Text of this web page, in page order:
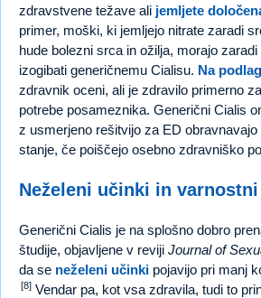
zdravstvene težave ali jemljete
primer, moški, ki jemljejo nitrate zaradi
hude bolezni srca in ožilja, morajo
izogibati generičnemu Cialisu. Na
zdravnik oceni, ali je zdravilo primerno
potrebe posameznika. Generični Cialis
z usmerjeno rešitvijo za ED
stanje, če poiščejo osebno zdravniško
Neželeni učinki in
Generični Cialis je na splošno dobro
študije, objavljene v reviji Journal of
da se neželeni učinki pojavijo pri manj
[8] Vendar pa, kot vsa zdravila, tudi to